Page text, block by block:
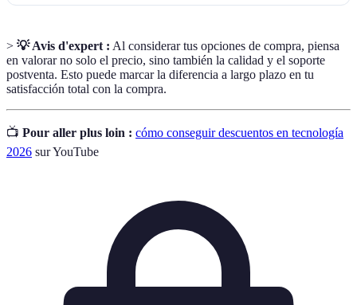
> 💡 Avis d'expert : Al considerar tus opciones de compra, piensa
en valorar no solo el precio, sino también la calidad y el soporte
postventa. Esto puede marcar la diferencia a largo plazo en tu
satisfacción total con la compra.
📺 Pour aller plus loin : cómo conseguir descuentos en tecnología
2026 sur YouTube